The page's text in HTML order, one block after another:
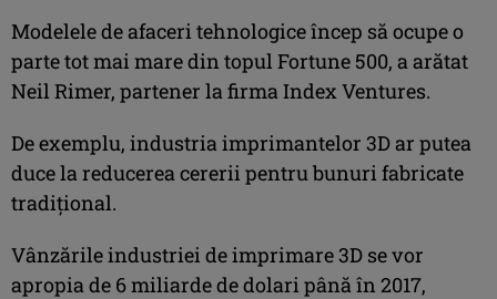
Modelele de afaceri tehnologice încep să ocupe o
parte tot mai mare din topul Fortune 500, a arătat
Neil Rimer, partener la firma Index Ventures.
De exemplu, industria imprimantelor 3D ar putea
duce la reducerea cererii pentru bunuri fabricate
tradiţional.
Vânzările industriei de imprimare 3D se vor
apropia de 6 miliarde de dolari până în 2017,